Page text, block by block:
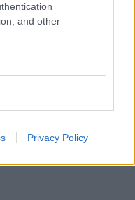
and other
Privacy Policy